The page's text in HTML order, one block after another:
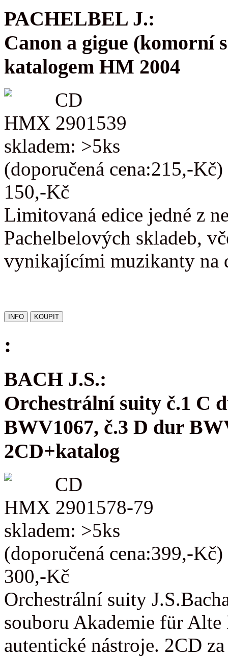
PACHELBEL J.:
Canon a gigue (komorní
katalogem HM 2004
CD
HMX 2901539
skladem: >5ks
(doporučená cena:215,-Kč)
150,-Kč
Limitovaná edice jedné z
Pachelbelových skladeb,
vynikajícími muzikanty na
:
BACH J.S.:
Orchestrální suity č.1 C
BWV1067, č.3 D dur
2CD+katalog
CD
HMX 2901578-79
skladem: >5ks
(doporučená cena:399,-Kč)
300,-Kč
Orchestrální suity
souboru Akademie für
autentické nástroje. 2CD